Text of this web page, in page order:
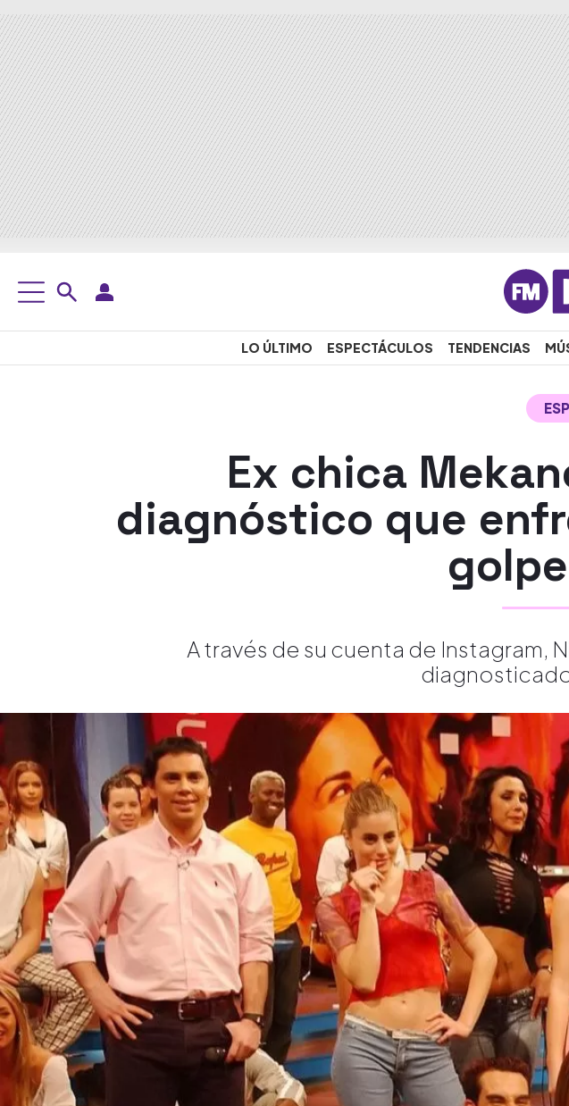
LO ÚLTIMO ESPECTÁCULOS TENDENCIAS
Ex chica
diagnóstico que
A través de su cuenta de Instagram,